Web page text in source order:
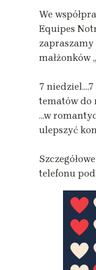
We
Equipes
małżonków
7
tematów do
…w
ulepszyć
telefonu